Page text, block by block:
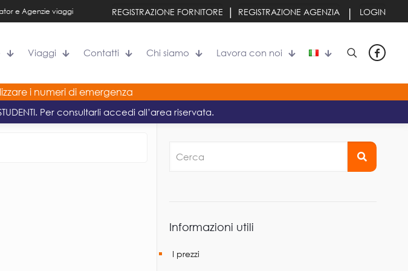
e Agenzie viaggi REGISTRAZIONE FORNITORE | REGISTRAZIONE AGENZIA | LOGIN
Viaggi Contatti Chi siamo Lavora con noi
i numeri di emergenza
Per consultarli accedi all’area riservata.
Informazioni utili
I prezzi